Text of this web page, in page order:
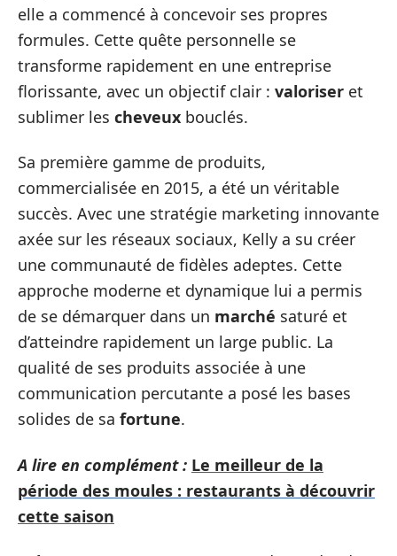
elle a commencé à concevoir ses propres
formules. Cette quête personnelle se
transforme rapidement en une entreprise
florissante, avec un objectif clair : valoriser et
sublimer les cheveux bouclés.
Sa première gamme de produits,
commercialisée en 2015, a été un véritable
succès. Avec une stratégie marketing innovante
axée sur les réseaux sociaux, Kelly a su créer
une communauté de fidèles adeptes. Cette
approche moderne et dynamique lui a permis
de se démarquer dans un marché saturé et
d’atteindre rapidement un large public. La
qualité de ses produits associée à une
communication percutante a posé les bases
solides de sa fortune.
A lire en complément : Le meilleur de la
période des moules : restaurants à découvrir
cette saison